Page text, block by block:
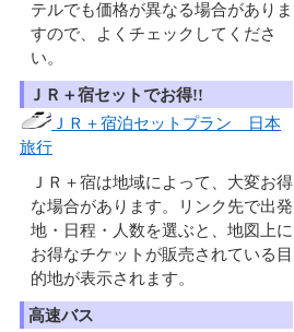
テルでも価格が異なる場合がありま
すので、よくチェックしてくださ
い。
ＪＲ＋宿セットでお得!!
ＪＲ＋宿泊セットプラン 日本
旅行
ＪＲ＋宿は地域によって、大変お得
な場合があります。リンク先で出発
地・日程・人数を選ぶと、地図上に
お得なチケットが販売されている目
的地が表示されます。
高速バス